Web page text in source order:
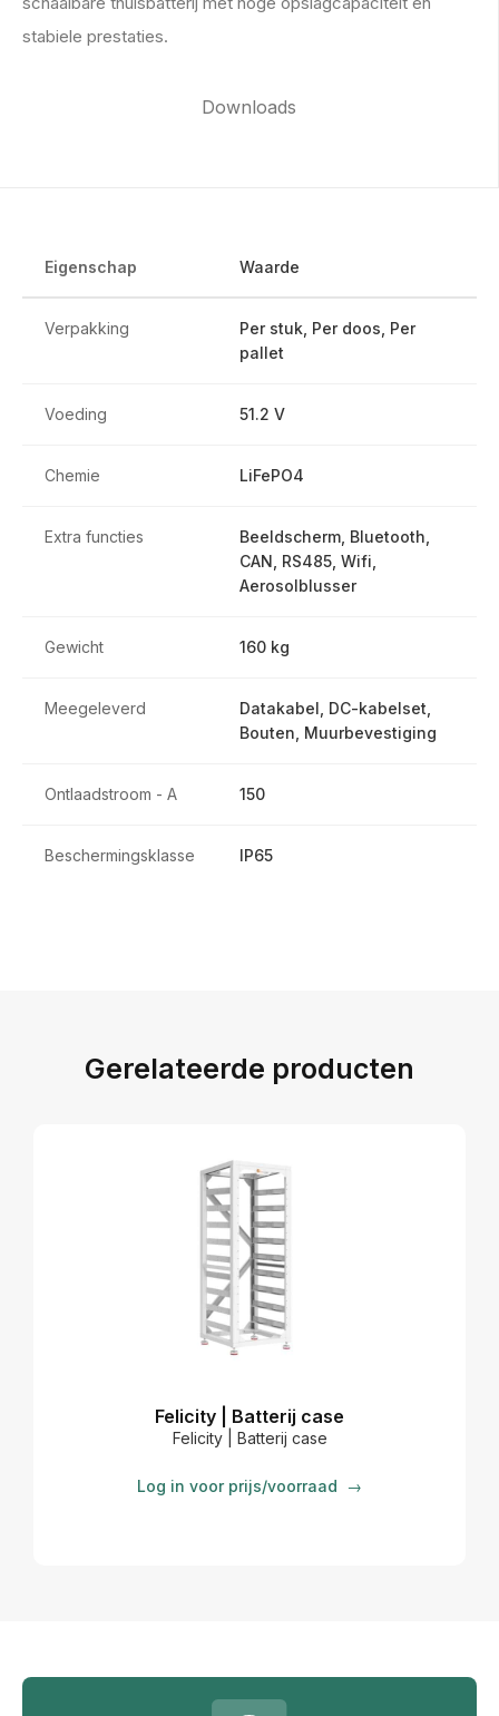
Downloads
stabiele prestaties.
Eigenschap Waarde
Verpakking
Per stuk, Per doos, Per
pallet
Voeding 51.2 V
Chemie LiFePO4
Extra functies
Beeldscherm, Bluetooth,
CAN, RS485, Wifi,
Aerosolblusser
Gewicht 160 kg
Meegeleverd
Datakabel, DC-kabelset,
Bouten, Muurbevestiging
Ontlaadstroom - A 150
Beschermingsklasse IP65
Gerelateerde producten
Felicity | Batterij case
Felicity | Batterij case
Log in voor prijs/voorraad →